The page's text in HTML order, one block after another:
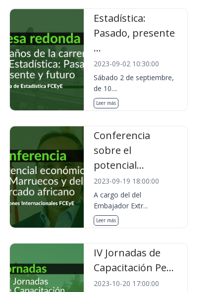
Estadística:
Pasado, presente
...
2023-09-02 10:30:00
Sábado 2 de septiembre,
de 10....
Leer más
Conferencia
sobre el
potencial...
2023-09-19 18:00:00
A cargo del del
Embajador Extr...
Leer más
IV Jornadas de
Capacitación Pe...
2023-10-20 17:00:00